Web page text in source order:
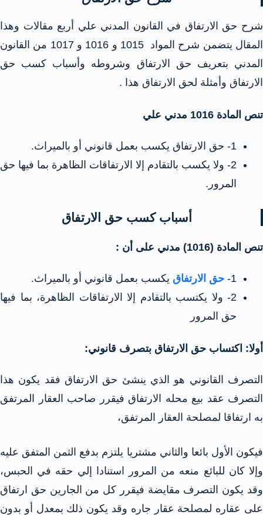
شرح حق الارتفاق في القانون المدني علي أربع مقالات وهذا
المقال يتضمن شرح المواد 1015 و 1016 و 1017 من القانون
المدني بتعريف حق الارتفاق وشروطه وأسباب كسب حق
الارتفاق وأمثلة لحق الارتفاق هذا .
تنص المادة 1016 مدني علي
1- حق الارتفاق يكسب بعمل قانوني أو بالميراث.
2- ولا يكسب بالتقادم إلا الارتفاقات الظاهرة بما فيها حق
المرور.
أسباب كسب حق الارتفاق
تنص المادة (1016) مدني على أن :
1- حق الارتفاق يكسب بعمل قانوني أو بالميراث.
2- ولا يكتسب بالتقادم إلا الارتفاقات الظاهرة، بما فيها
حق المرور
أولا: اكتساب حق الارتفاق بتصرف قانوني:
التصرف القانوني هو الذي ينشئ حق الارتفاق فقد يكون هذا
التصرف عقد بيع محله الارتفاق فيقرر صاحب العقار المرتفق
به ارتفاقا لمصلحة العقار المرتفق،
فيكون الأول بائعا والثاني مشتريا يلتزم بدفع الثمن المتفق عليه
وإلا كان للبائع منعه من المرور استنادا إلي حقه في الحبس،
وقد يكون التصرف مقايضة فيقرر كل من الجارين حق ارتفاق
على عقاره لمصلحة عقار جاره وقد يكون ذلك بمعدل أو بدون